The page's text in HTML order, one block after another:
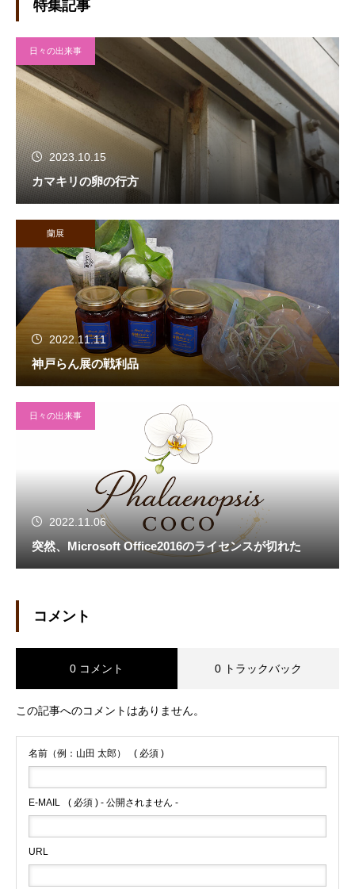
特集記事
日々の出来事
2023.10.15
カマキリの卵の行方
蘭展
2022.11.11
神戸らん展の戦利品
日々の出来事
2022.11.06
突然、Microsoft Office2016のライセンスが切れた
コメント
0 コメント 0 トラックバック
この記事へのコメントはありません。
名前（例：山田 太郎） ( 必須 )
E-MAIL ( 必須 ) - 公開されません -
URL